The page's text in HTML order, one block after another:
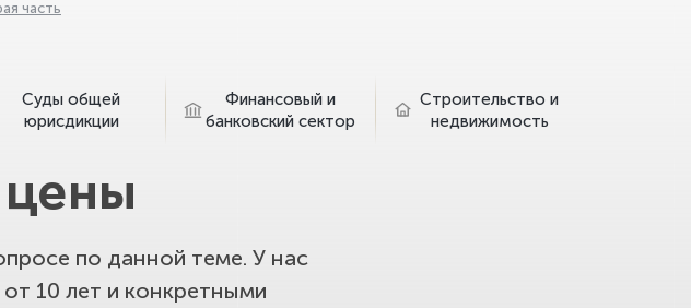
часть
Суды общей
юрисдикции
Финансовый и
банковский сектор
Строительство и
недвижимость
цены
по данной теме. У нас
10 лет и конкретными